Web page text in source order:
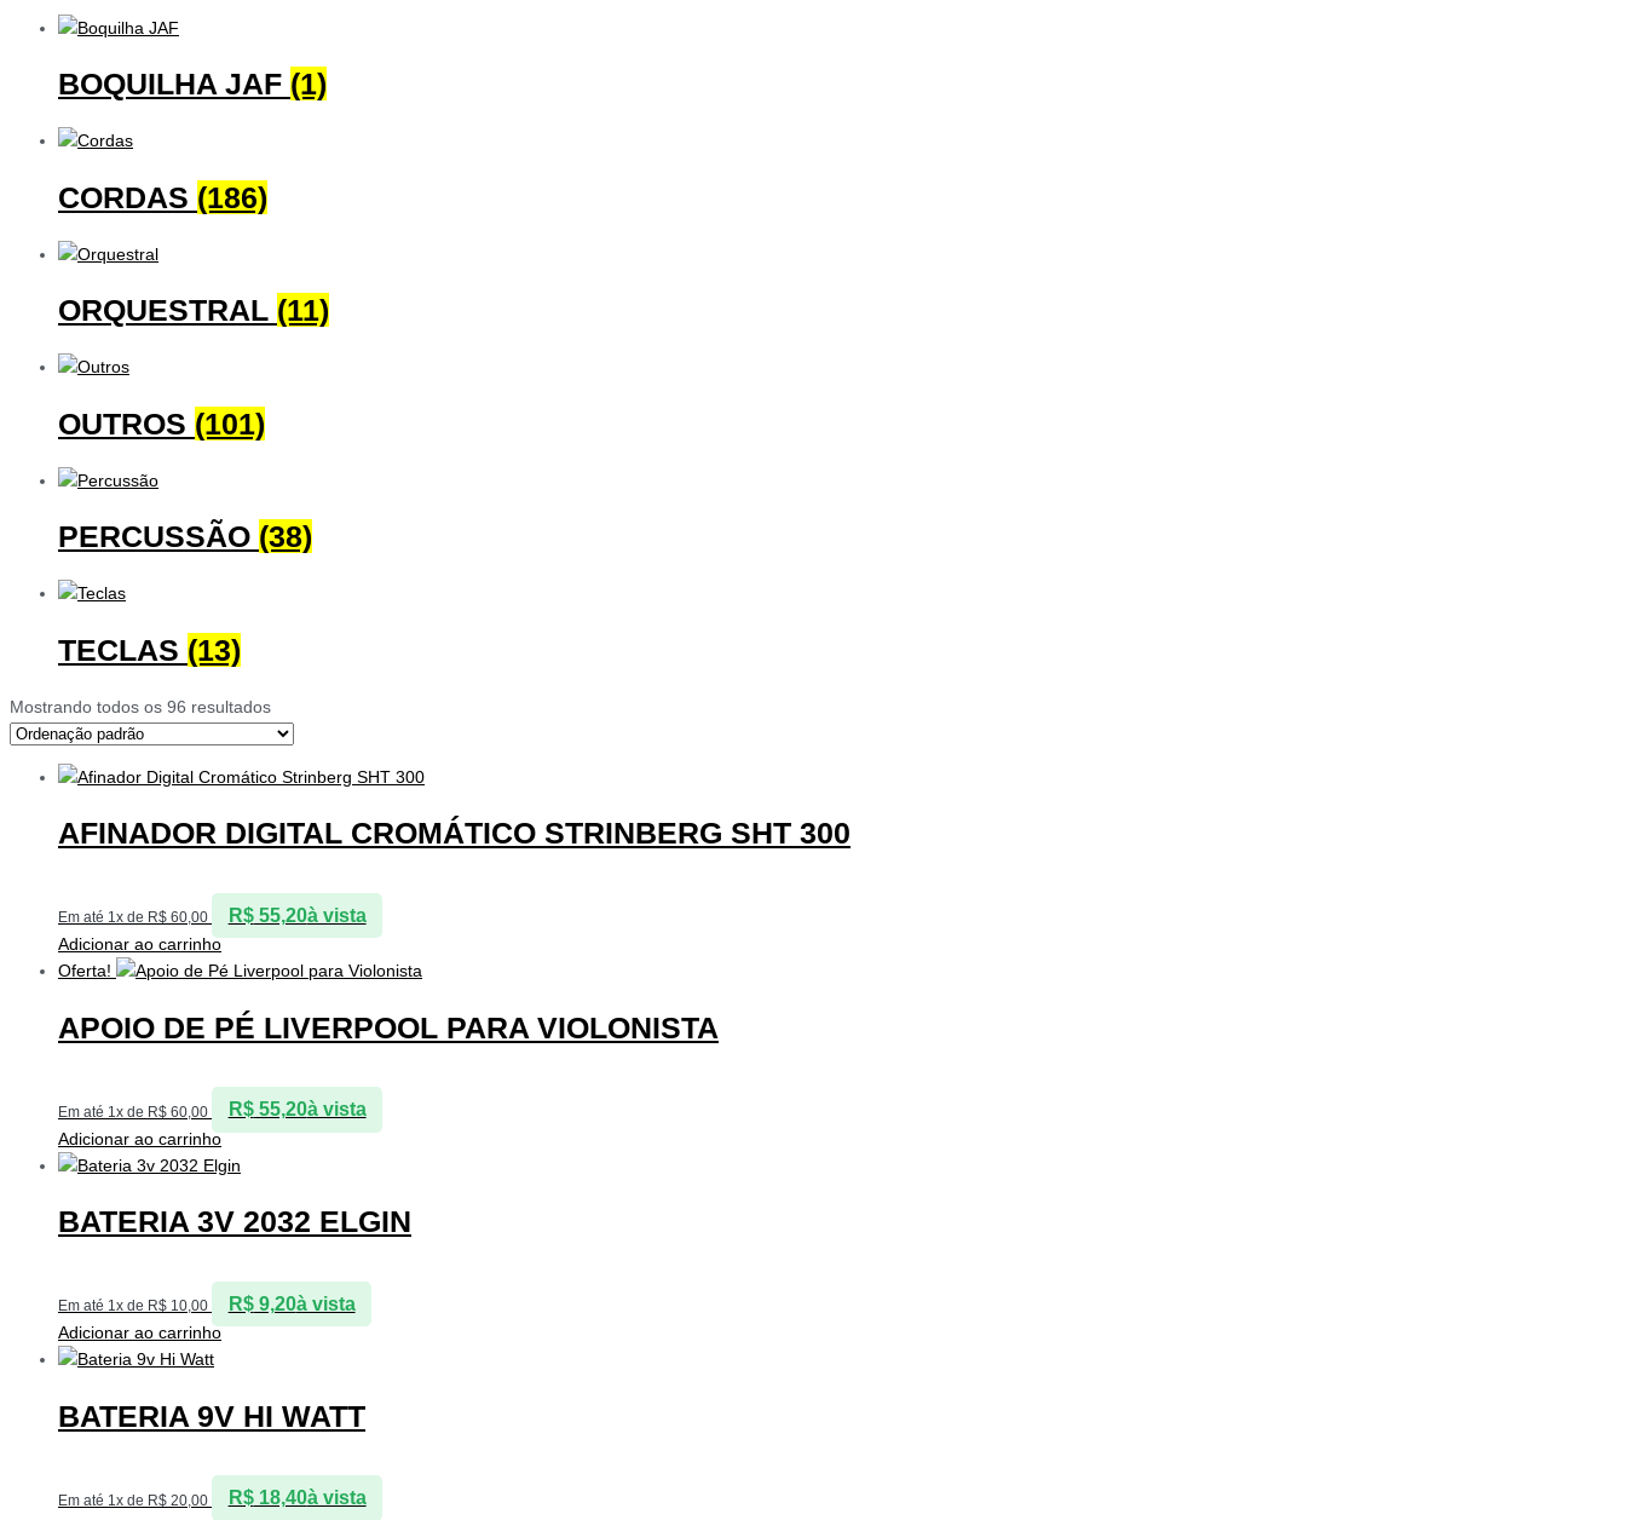
BOQUILHA JAF (1)
CORDAS (186)
ORQUESTRAL (11)
OUTROS (101)
PERCUSSÃO (38)
TECLAS (13)
Mostrando todos os 96 resultados
AFINADOR DIGITAL CROMÁTICO STRINBERG SHT 300
Em até 1x de R$ 60,00 R$55,20à vista
Adicionar ao carrinho
Oferta!
APOIO DE PÉ LIVERPOOL PARA VIOLONISTA
Em até 1x de R$ 60,00 R$55,20à vista
Adicionar ao carrinho
BATERIA 3V 2032 ELGIN
Em até 1x de R$ 10,00 R$9,20à vista
Adicionar ao carrinho
BATERIA 9V HI WATT
Em até 1x de R$ 20,00 R$18,40à vista